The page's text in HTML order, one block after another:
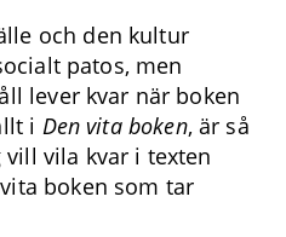
och den kultur
patos, men
lever kvar när boken
i Den vita boken, är så
vila kvar i texten
boken som tar